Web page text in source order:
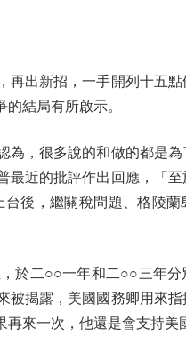
出新招，一手開列十五點
結局有所啟示。
，很多說的和做的都是為
近的批評作出回應，「至
後，繼關稅問題、格陵蘭
於二○○一年和二○○三年分
被揭露，美國國務卿用來
來一次，他還是會支持美